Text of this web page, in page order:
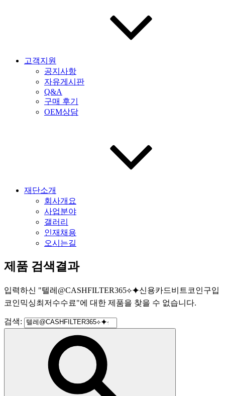
고객지원
공지사항
자유게시판
Q&A
구매 후기
OEM상담
재단소개
회사개요
사업분야
갤러리
인재채용
오시는길
제품 검색결과
입력하신 "텔레@CASHFILTER365⟡⯌신용카드비트코인구입
코인믹싱최저수수료"에 대한 제품을 찾을 수 없습니다.
검색: